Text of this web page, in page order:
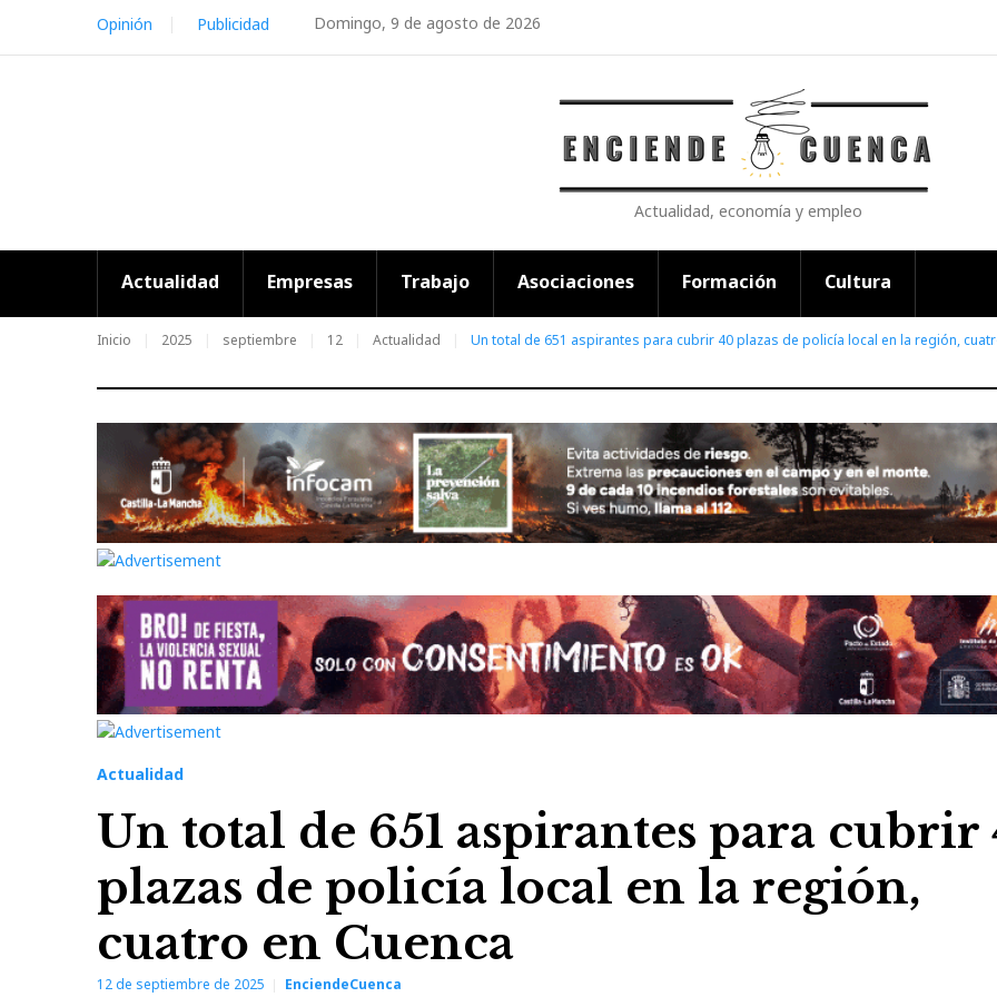
content
Domingo, 9 de agosto de 2026
Opinión Publicidad
Actualidad, economía y empleo
Actualidad Empresas Trabajo Asociaciones Formación Cultura
Inicio 2025 septiembre 12 Actualidad Un total de 651 aspirantes para cubrir 40 plazas de policía local en la región,
Actualidad
Un total de 651 aspirantes para cubrir
plazas de policía local en la región,
cuatro en Cuenca
12 de septiembre de 2025 EnciendeCuenca